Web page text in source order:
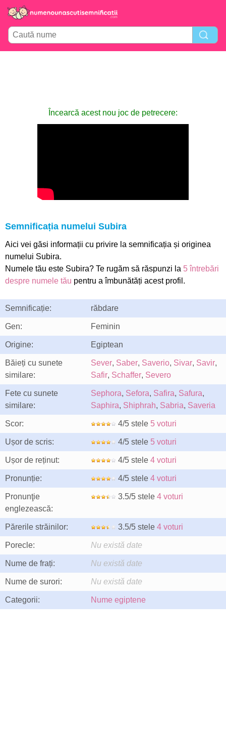
Încearcă acest nou joc de petrecere:
Semnificația numelui Subira
Aici vei găsi informații cu privire la semnificația și originea
numelui Subira.
Numele tău este Subira? Te rugăm să răspunzi la 5 întrebări
despre numele tău pentru a îmbunătăți acest profil.
Semnificație: răbdare
Gen: Feminin
Origine: Egiptean
Băieți cu sunete
similare:
Sever, Saber, Saverio, Sivar, Savir,
Safir, Schaffer, Severo
Fete cu sunete
similare:
Sephora, Sefora, Safira, Safura,
Saphira, Shiphrah, Sabria, Saveria
Scor: 4/5 stele 5 voturi
Ușor de scris: 4/5 stele 5 voturi
Ușor de reținut: 4/5 stele 4 voturi
Pronunție: 4/5 stele 4 voturi
Pronunţie
englezească:
3.5/5 stele 4 voturi
Părerile străinilor: 3.5/5 stele 4 voturi
Porecle: Nu există date
Nume de frați: Nu există date
Nume de surori: Nu există date
Categorii: Nume egiptene